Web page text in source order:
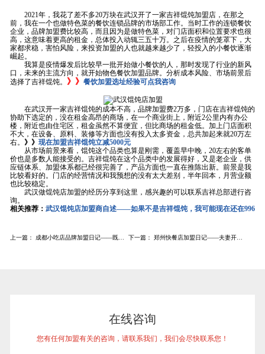
2021年，我花了差不多20万块在武汉开了一家吉祥馄饨加盟店，在那之
前，我在一个也做特色菜的餐饮连锁品牌的市场部工作。当时工作的连锁餐饮
企业，品牌加盟费比较高，而且因为是做特色菜，对门店面积和位置要求也很
高，这意味着更高的租金，总体投入动辄三五十万。之后在疫情的笼罩下，大
家都求稳，害怕风险，来投资加盟的人也就越来越少了，轻投入的小餐饮逐渐
崛起。
我算是疫情爆发后比较早一批开始做小餐饮的人，那时发现了行业的新风
口，未来的主流方向，就开始物色餐饮加盟品牌。分析成本风险、市场前景后
选择了吉祥馄饨。 》》 餐饮加盟选址经验可点我咨询
在武汉开一家吉祥馄饨的成本不高，品牌加盟费2万多，门店在吉祥馄饨的
协助下选定的，没在租金高昂的商场，在一个商业街上，附近2公里内有办公
楼，附近也由住宅区，租金虽然不算便宜，但比商场的租金低。加上门店面积
不大，在设备、原料、装修等方面也没有投入太多资金，总共加起来就20万左
右。 》》 现在加盟吉祥馄饨立减5000元
从市场前景来看，馄饨这个品类也算是刚需，覆盖早中晚，20左右的客单
价也是多数人能接受的。吉祥馄饨在这个品类中的发展得好，又是老企业，供
应链体系、加盟体系都已经很完善了，产品方面也一直在推陈出新。前景是我
比较看好的。门店的经营情况和我预想的没有太大差别，半年回本，月营业额
也比较稳定。
武汉做馄饨店加盟的经历分享到这里，感兴趣的可以联系吉祥总部进行咨
询。
相关推荐： 武汉馄饨店加盟商自述——如果不是吉祥馄饨，我可能现在还在996
上一篇： 成都小吃店品牌加盟日记——既然成都小吃很卷，那就来点不一样的 下一篇： 郑州快餐店加盟日记——夫妻开了一家吉祥馄饨，现在是第6年了
在线咨询
您有任何加盟有关的咨询，请联系我们，我们会尽快联系您！